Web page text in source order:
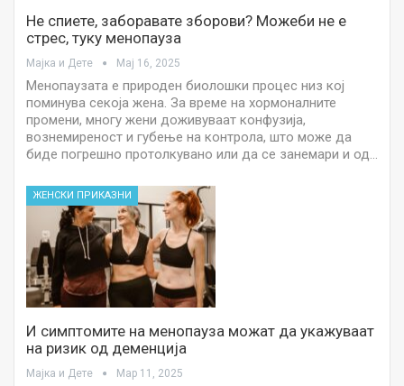
Не спиете, заборавате зборови? Можеби не е
стрес, туку менопауза
Мајка и Дете Мај 16, 2025
Менопаузата е природен биолошки процес низ кој
поминува секоја жена. За време на хормоналните
промени, многу жени доживуваат конфузија,
вознемиреност и губење на контрола, што може да
биде погрешно протолкувано или да се занемари и од…
ЖЕНСКИ ПРИКАЗНИ
И симптомите на менопауза можат да укажуваат
на ризик од деменција
Мајка и Дете Мар 11, 2025